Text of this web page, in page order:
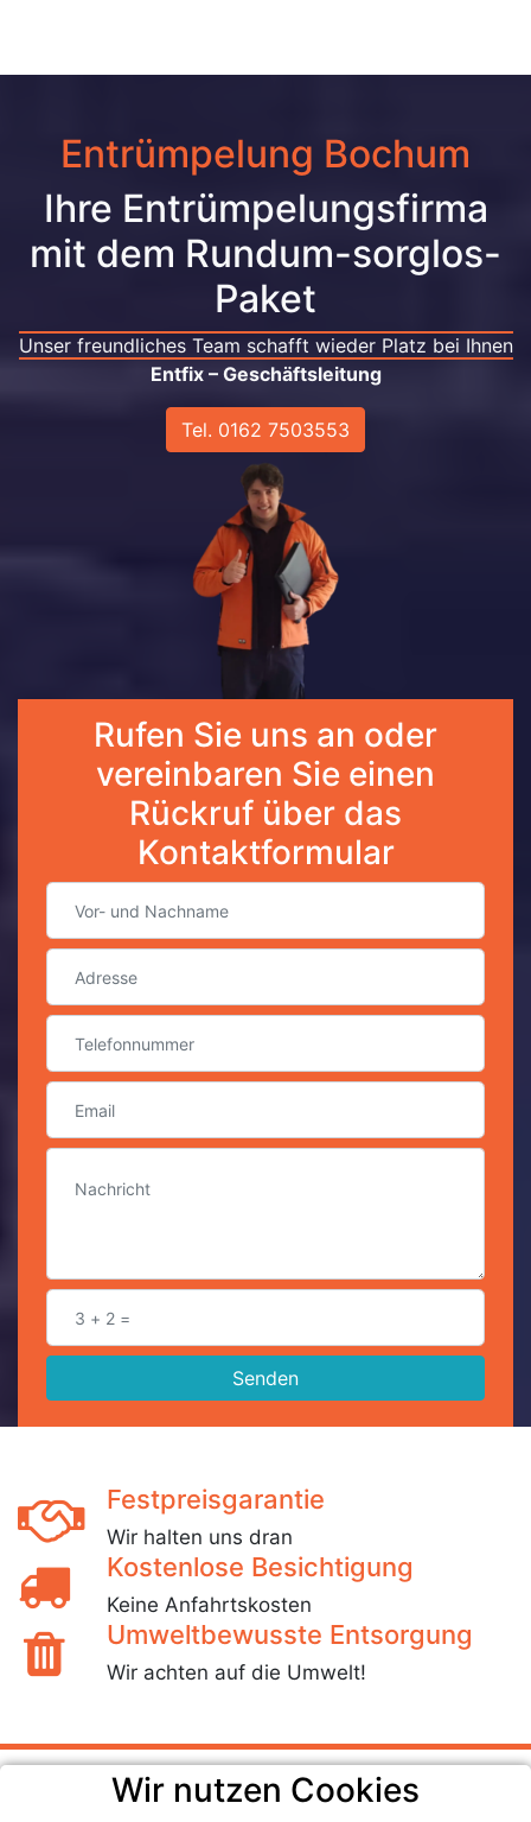
Entrümpelung Bochum
Ihre Entrümpelungsfirma
mit dem Rundum-sorglos-
Paket
Unser freundliches Team schafft wieder Platz bei Ihnen
Entfix – Geschäftsleitung
Tel. 0162 7503553
Rufen Sie uns an oder
vereinbaren Sie einen
Rückruf über das
Kontaktformular
Senden
Festpreisgarantie
Wir halten uns dran
Kostenlose Besichtigung
Keine Anfahrtskosten
Umweltbewusste Entsorgung
Wir achten auf die Umwelt!
Wir nutzen Cookies